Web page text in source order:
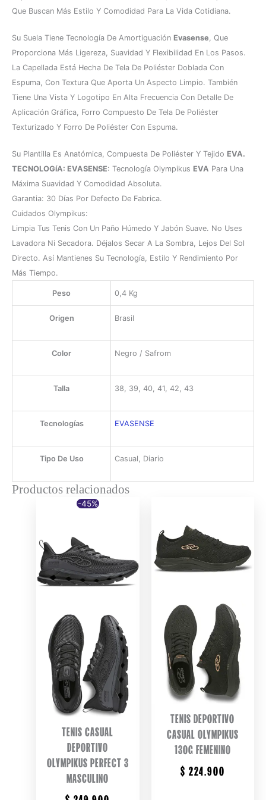
Que Buscan Más Estilo Y Comodidad Para La Vida Cotidiana.
Su Suela Tiene Tecnología De Amortiguación Evasense , Que
Proporciona Más Ligereza, Suavidad Y Flexibilidad En Los Pasos.
La Capellada Está Hecha De Tela De Poliéster Doblada Con
Espuma, Con Textura Que Aporta Un Aspecto Limpio. También
Tiene Una Vista Y Logotipo En Alta Frecuencia Con Detalle De
Aplicación Gráfica, Forro Compuesto De Tela De Poliéster
Texturizado Y Forro De Poliéster Con Espuma.
Su Plantilla Es Anatómica, Compuesta De Poliéster Y Tejido EVA.
TECNOLOGíA: EVASENSE: Tecnología Olympikus EVA Para Una
Máxima Suavidad Y Comodidad Absoluta.
Garantia: 30 Días Por Defecto De Fabrica.
Cuidados Olympikus:
Limpia Tus Tenis Con Un Paño Húmedo Y Jabón Suave. No Uses
Lavadora Ni Secadora. Déjalos Secar A La Sombra, Lejos Del Sol
Directo. Así Mantienes Su Tecnología, Estilo Y Rendimiento Por
Más Tiempo.
Peso 0,4 Kg
Origen Brasil
Color Negro / Safrom
Talla 38, 39, 40, 41, 42, 43
Tecnologías EVASENSE
Tipo De Uso Casual, Diario
Productos relacionados
-45%
TENIS CASUAL
DEPORTIVO
OLYMPIKUS PERFECT 3
MASCULINO
TENIS DEPORTIVO
CASUAL OLYMPIKUS
130G FEMENINO
$ 224.900